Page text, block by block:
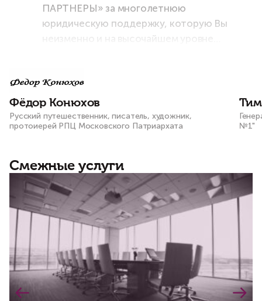
ПАРТНЕРЫ» за многолетнюю
юридическую поддержку, которую Вы
неизменно и на высочайшем уровне
Фёдор Конюхов
Русский путешественник, писатель, художник,
протоиерей РПЦ Московского Патриархата
№1"
Смежные услуги